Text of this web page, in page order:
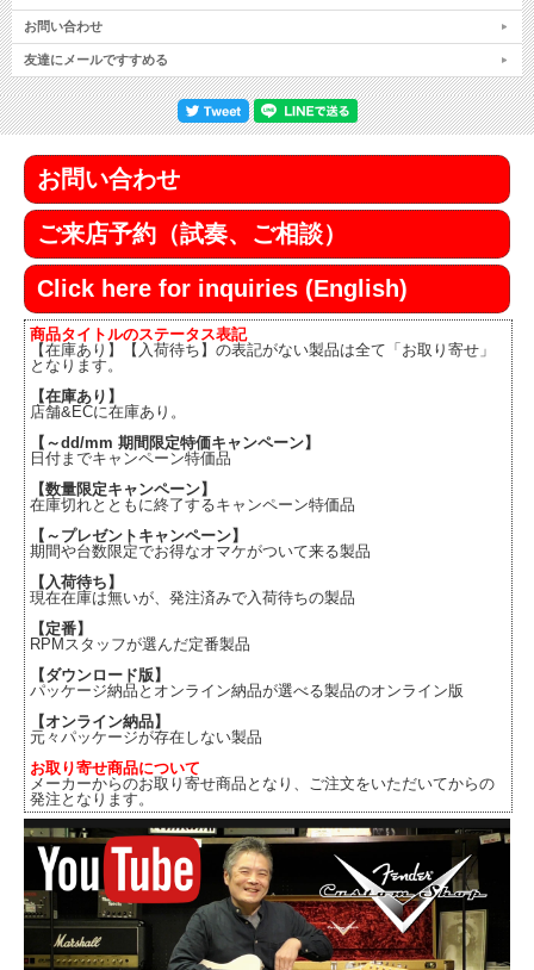
お問い合わせ
友達にメールですすめる
お問い合わせ
ご来店予約（試奏、ご相談）
Click here for inquiries (English)
商品タイトルのステータス表記
【在庫あり】【入荷待ち】の表記がない製品は全て「お取り寄せ」
となります。
【在庫あり】
店舗&ECに在庫あり。
【～dd/mm 期間限定特価キャンペーン】
日付までキャンペーン特価品
【数量限定キャンペーン】
在庫切れとともに終了するキャンペーン特価品
【～プレゼントキャンペーン】
期間や台数限定でお得なオマケがついて来る製品
【入荷待ち】
現在在庫は無いが、発注済みで入荷待ちの製品
【定番】
RPMスタッフが選んだ定番製品
【ダウンロード版】
パッケージ納品とオンライン納品が選べる製品のオンライン版
【オンライン納品】
元々パッケージが存在しない製品
お取り寄せ商品について
メーカーからのお取り寄せ商品となり、ご注文をいただいてからの
発注となります。